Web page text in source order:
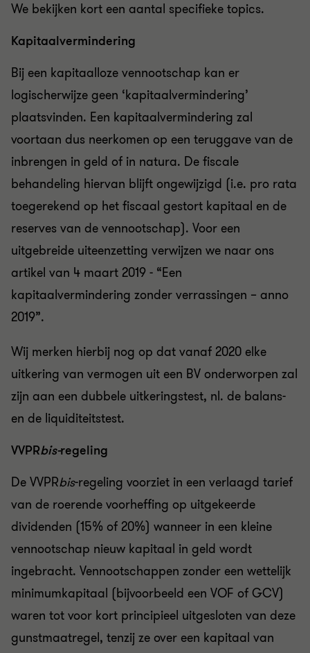
We bekijken kort een aantal specifieke topics.
Kapitaalvermindering
Bij een kapitaalloze vennootschap kan er
logischerwijze geen ‘kapitaalvermindering’
plaatsvinden. Een kapitaalvermindering zal
voortaan dus neerkomen op een teruggave van de
inbrengen in geld of in natura. De fiscale
behandeling hiervan blijft ongewijzigd (i.e. pro rata
toegerekend op het fiscaal gestort kapitaal en de
reserves van de vennootschap). Voor een
uitgebreide uiteenzetting verwijzen we naar ons
artikel van 4 maart 2019 - “Een
kapitaalvermindering zonder verrassingen – anno
2019”.
Wij merken hierbij nog op dat vanaf 2020 elke
uitkering van vermogen uit een BV onderworpen zal
zijn aan een dubbele uitkeringstest, nl. de balans-
en de liquiditeitstest.
VVPRbis-regeling
De VVPRbis-regeling voorziet in een verlaagd tarief
van de roerende voorheffing op uitgekeerde
dividenden (15% of 20%) wanneer in een kleine
vennootschap nieuw kapitaal in geld wordt
ingebracht. Vennootschappen zonder een wettelijk
minimumkapitaal (bijvoorbeeld een VOF of GCV)
waren tot voor kort principieel uitgesloten van deze
gunstmaatregel, tenzij ze over een kapitaal van